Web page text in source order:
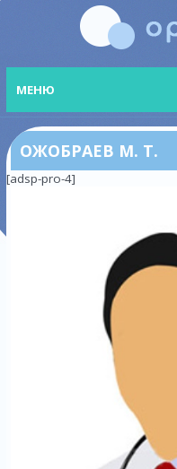
МЕНЮ
ОЖОБРАЕВ М. Т.
[adsp-pro-4]